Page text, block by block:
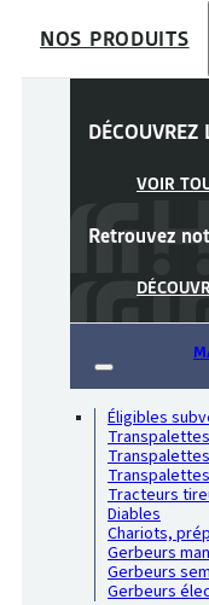
NOS PRODUITS
VOIR
Retrouvez
Éligibles
Tracteurs
Diables
Chariots,
Gerbeurs
Gerbeurs
Gerbeurs